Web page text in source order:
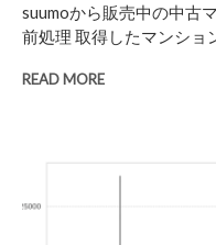
suumoから販売中の中古
前処理 取得したマンショ
READ MORE